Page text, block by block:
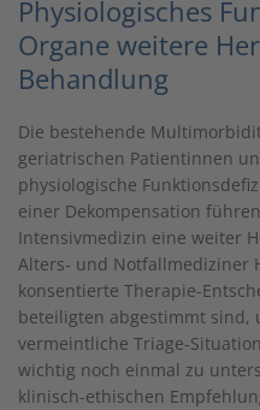
Physiologisches
Organe weitere
Behandlung
Die bestehende
geriatrischen Patientinnen
physiologische
einer Dekompensation
Intensivmedizin eine weiter
Alters- und Notfallmediziner
konsentierte Therapie-
beteiligten abgestimmt sind,
vermeintliche Triage-
wichtig noch einmal zu
klinisch-ethischen